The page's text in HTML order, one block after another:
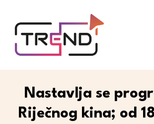
Nastavlja se
Riječnog kina; od